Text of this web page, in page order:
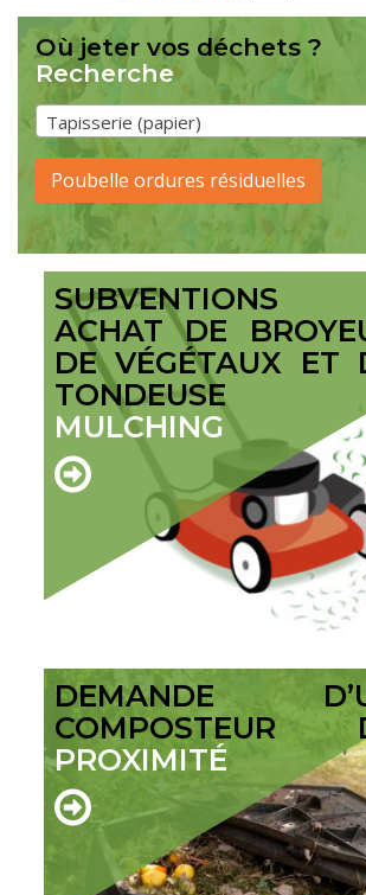
Où jeter vos déchets ?
Recherche
Tapisserie (papier)
Poubelle ordures résiduelles
ACHAT DE
DE VÉGÉTAUX ET
TONDEUSE
MULCHING
DEMANDE
COMPOSTEUR
PROXIMITÉ